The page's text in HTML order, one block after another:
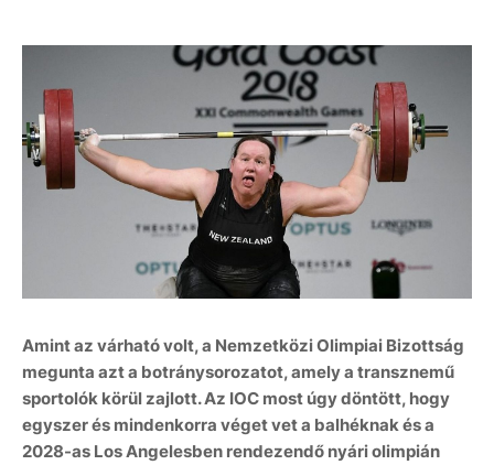
Amint az várható volt, a Nemzetközi Olimpiai Bizottság
megunta azt a botránysorozatot, amely a transznemű
sportolók körül zajlott. Az IOC most úgy döntött, hogy
egyszer és mindenkorra véget vet a balhéknak és a
2028-as Los Angelesben rendezendő nyári olimpián